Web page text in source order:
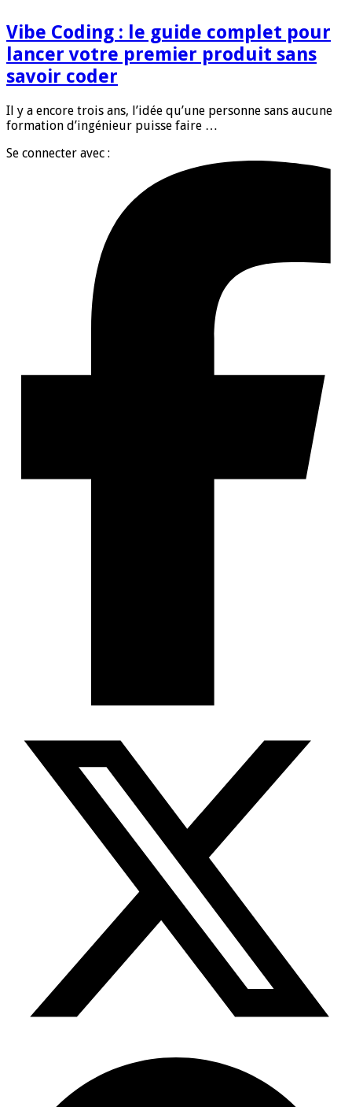
Vibe Coding : le guide complet pour
lancer votre premier produit sans
savoir coder
Il y a encore trois ans, l’idée qu’une personne sans aucune
formation d’ingénieur puisse faire …
Se connecter avec :